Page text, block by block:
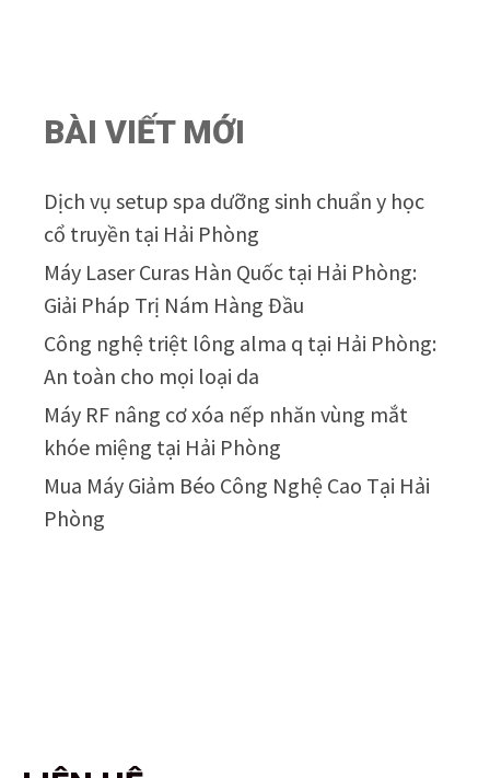
BÀI VIẾT MỚI
Dịch vụ setup spa dưỡng sinh chuẩn y học
cổ truyền tại Hải Phòng
Máy Laser Curas Hàn Quốc tại Hải Phòng:
Giải Pháp Trị Nám Hàng Đầu
Công nghệ triệt lông alma q tại Hải Phòng:
An toàn cho mọi loại da
Máy RF nâng cơ xóa nếp nhăn vùng mắt
khóe miệng tại Hải Phòng
Mua Máy Giảm Béo Công Nghệ Cao Tại Hải
Phòng